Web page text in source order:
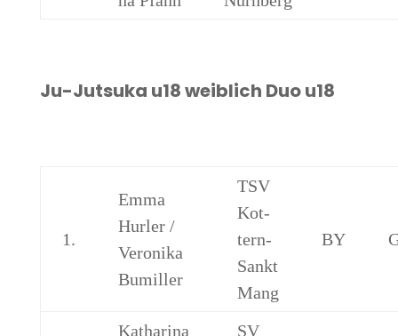
Ju-Jut­suka u18 weib­lich Duo u18
1.
Emma
Hur­ler /
Vero­ni­ka
Bumiller
TSV
Kot­
tern-
Sankt
Mang
BY
Katha­ri­na
SV